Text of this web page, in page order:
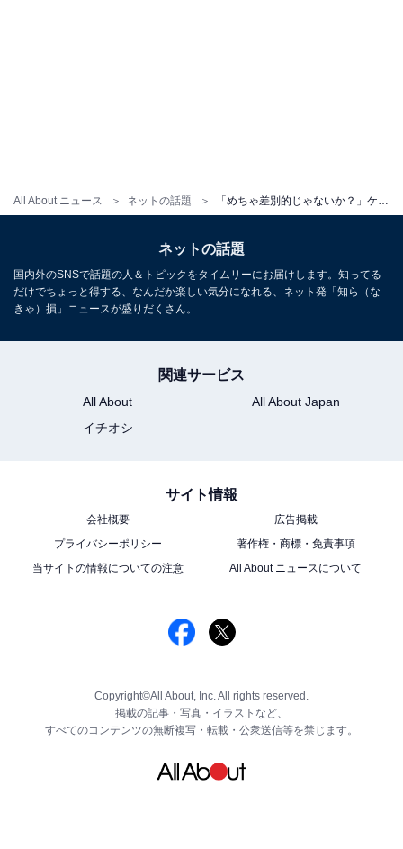
All About ニュース ネットの話題
ネットの話題
国内外のSNSで話題の人＆トピックをタイムリーにお届けします。知ってる
だけでちょっと得する、なんだか楽しい気分になれる、ネット発「知ら（な
きゃ）損」ニュースが盛りだくさん。
関連サービス
All About
All About Japan
イチオシ
サイト情報
会社概要
広告掲載
プライバシーポリシー
著作権・商標・免責事項
当サイトの情報についての注意
All About ニュースについて
Copyright©All About, Inc. All rights reserved.
掲載の記事・写真・イラストなど、
すべてのコンテンツの無断複写・転載・公衆送信等を禁じます。